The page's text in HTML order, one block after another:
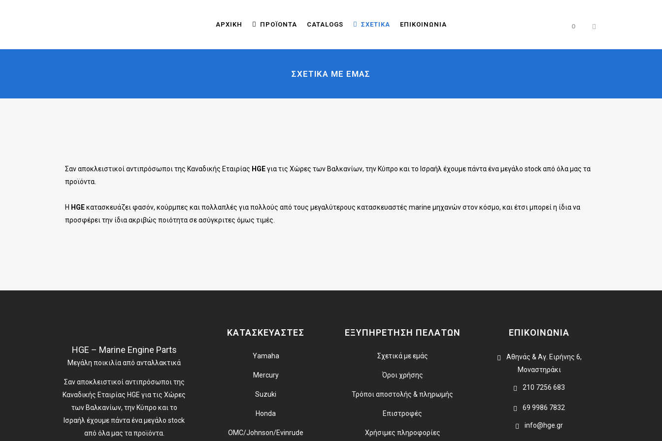
0
ΑΡΧΙΚΉ ΠΡΟΪΌΝΤΑ CATALOGS ΣΧΕΤΙΚΆ ΕΠΙΚΟΙΝΩΝΊΑ
ΣΧΕΤΙΚΆ ΜΕ ΕΜΆΣ
Σαν αποκλειστικοί αντιπρόσωποι της Καναδικής Εταιρίας HGEγια τις Χώρες των Βαλκανίων, την Κύπρο και το Ισραήλ έχουμε πάντα ένα μεγάλο stock από όλα μας τα
προϊόντα.
Η HGEκατασκευάζει φασόν, κούρμπες και πολλαπλές για πολλούς από τους μεγαλύτερους κατασκευαστές marine μηχανών στον κόσμο, και έτσι μπορεί η ίδια να
προσφέρει την ίδια ακριβώς ποιότητα σε ασύγκριτες όμως τιμές.
HGE – Marine Engine Parts
Μεγάλη ποικιλία από ανταλλακτικά
Σαν αποκλειστικοί αντιπρόσωποι της
Καναδικής Εταιρίας HGE για τις Χώρες
των Βαλκανίων, την Κύπρο και το
Ισραήλ έχουμε πάντα ένα μεγάλο stock
από όλα μας τα προϊόντα.
ΚΑΤΑΣΚΕΥΑΣΤΕΣ
Yamaha
Mercury
Suzuki
Honda
OMC/Johnson/Evinrude
ΕΞΥΠΗΡΕΤΗΣΗ ΠΕΛΑΤΩΝ
Σχετικά με εμάς
Όροι χρήσης
Τρόποι αποστολής & πληρωμής
Επιστροφές
Χρήσιμες πληροφορίες
ΕΠΙΚΟΙΝΩΝΙΑ
Αθηνάς & Αγ. Ειρήνης 6,
Μοναστηράκι
210 7256 683
69 9986 7832
info@hge.gr